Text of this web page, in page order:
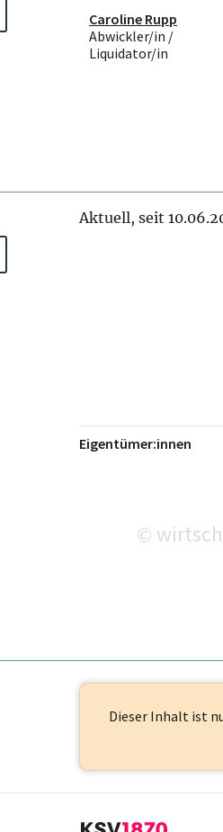
Caroline Rupp
Abwickler/in /
Liquidator/in
Aktuell, seit
Eigentümer:innen
©
Dieser Inhalt ist